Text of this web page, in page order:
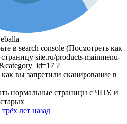
в search console (Посмотреть как
site.ru/products-mainmenu-
?
вы запретили сканирование в
нормальные страницы с ЧПУ, и
трёх лет назад